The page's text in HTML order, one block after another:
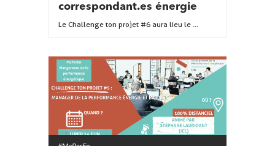
correspondant.es énergie
Le Challenge ton projet #6 aura lieu le ...